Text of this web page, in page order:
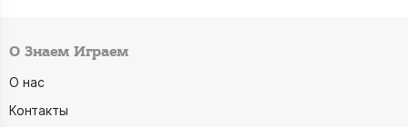
О Знаем Играем
О нас
Контакты